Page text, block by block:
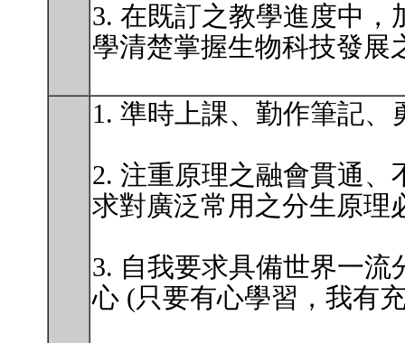
3. 在既訂之教學進度中
學清楚掌握生物科技發展
1. 準時上課、勤作筆記
2. 注重原理之融會貫通
求對廣泛常用之分生原理
3. 自我要求具備世界一
心 (只要有心學習，我有